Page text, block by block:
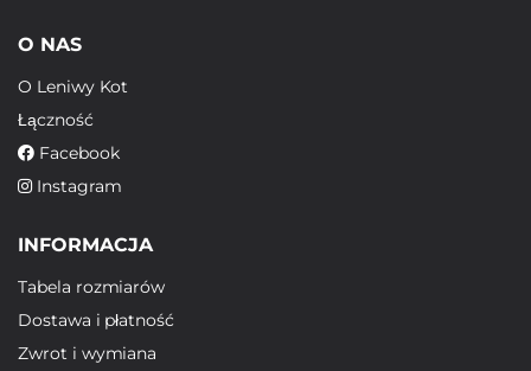
O NAS
O Leniwy Kot
Łączność
Facebook
Instagram
INFORMACJA
Tabela rozmiarów
Dostawa i płatność
Zwrot i wymiana